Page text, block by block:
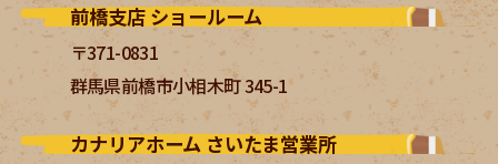
前橋支店 ショールーム
〒371-0831
群馬県前橋市小相木町 345-1
カナリアホーム さいたま営業所